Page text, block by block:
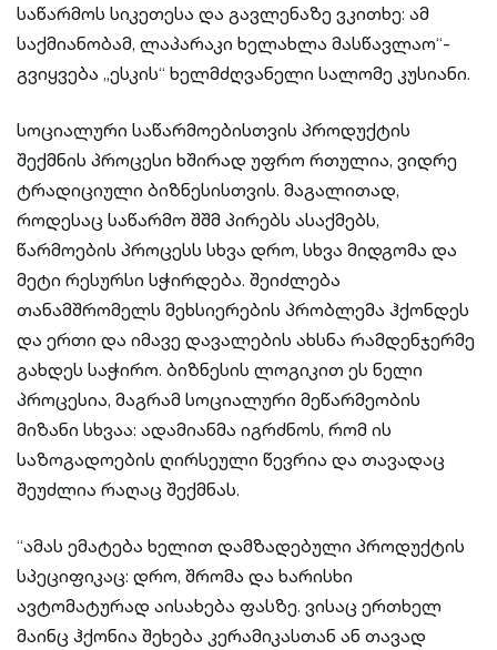
საწარმოს სიკეთესა და გავლენაზე ვკითხე: ამ
საქმიანობამ, ლაპარაკი ხელახლა მასწავლაო“-
გვიყვება „ესკის“ ხელმძღვანელი სალომე კუსიანი.
სოციალური საწარმოებისთვის პროდუქტის
შექმნის პროცესი ხშირად უფრო რთულია, ვიდრე
ტრადიციული ბიზნესისთვის. მაგალითად,
როდესაც საწარმო შშმ პირებს ასაქმებს,
წარმოების პროცესს სხვა დრო, სხვა მიდგომა და
მეტი რესურსი სჭირდება. შეიძლება
თანამშრომელს მეხსიერების პრობლემა ჰქონდეს
და ერთი და იმავე დავალების ახსნა რამდენჯერმე
გახდეს საჭირო. ბიზნესის ლოგიკით ეს ნელი
პროცესია, მაგრამ სოციალური მეწარმეობის
მიზანი სხვაა: ადამიანმა იგრძნოს, რომ ის
საზოგადოების ღირსეული წევრია და თავადაც
შეუძლია რაღაც შექმნას.
“ამას ემატება ხელით დამზადებული პროდუქტის
სპეციფიკაც: დრო, შრომა და ხარისხი
ავტომატურად აისახება ფასზე. ვისაც ერთხელ
მაინც ჰქონია შეხება კერამიკასთან ან თავად